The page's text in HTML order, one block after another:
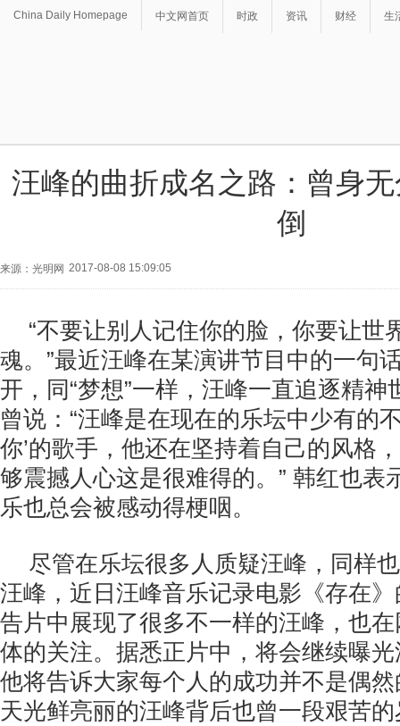
China Daily Homepage 中文网首页 时政 资讯 财经 生
汪峰的曲折成名之路：曾身
倒
来源：光明网 2017-08-08 15:09:05
“不要让别人记住你的脸，你要让世
魂。”最近汪峰在某演讲节目中的一句
开，同“梦想”一样，汪峰一直追逐精神
曾说：“汪峰是在现在的乐坛中少有的
你’的歌手，他还在坚持着自己的风格
够震撼人心这是很难得的。” 韩红也表
乐也总会被感动得梗咽。
尽管在乐坛很多人质疑汪峰，同样
汪峰，近日汪峰音乐记录电影《存在
告片中展现了很多不一样的汪峰，也
体的关注。据悉正片中，将会继续曝
他将告诉大家每个人的成功并不是偶
天光鲜亮丽的汪峰背后也曾一段艰苦